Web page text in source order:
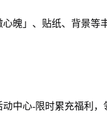
魄」、贴纸、背景等
中心-限时累充福利